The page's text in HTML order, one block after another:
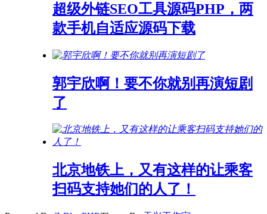
超级外链SEO工具源码PHP，两
款手机自适应源码下载
郭宇欣啊！要不你就别再演短剧
了
北京地铁上，又有这样的让乘客
扫码支持她们的人了！